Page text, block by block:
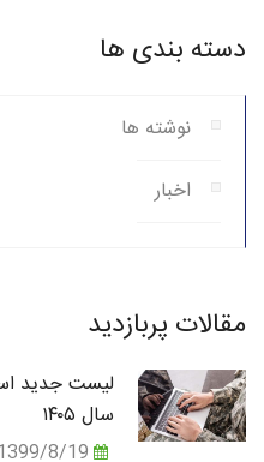
دسته بندی ها
نوشته ها
اخبار
مقالات پربازدید
لیست جدید
سال ۱۴۰۵